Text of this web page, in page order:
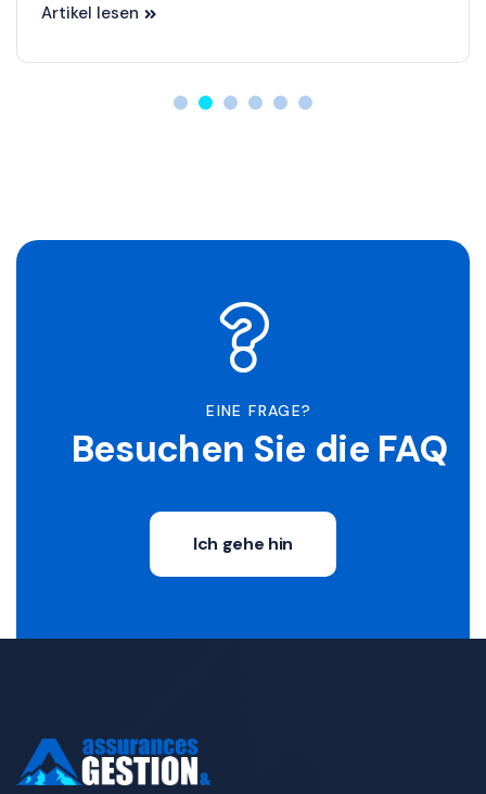
Artikel lesen
EINE FRAGE?
Besuchen Sie die FAQ
Ich gehe hin